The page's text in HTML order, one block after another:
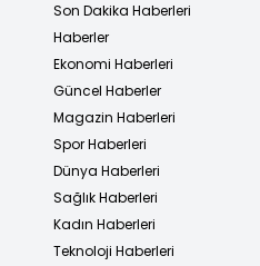
Son Dakika Haberleri
Haberler
Ekonomi Haberleri
Güncel Haberler
Magazin Haberleri
Spor Haberleri
Dünya Haberleri
Sağlık Haberleri
Kadın Haberleri
Teknoloji Haberleri